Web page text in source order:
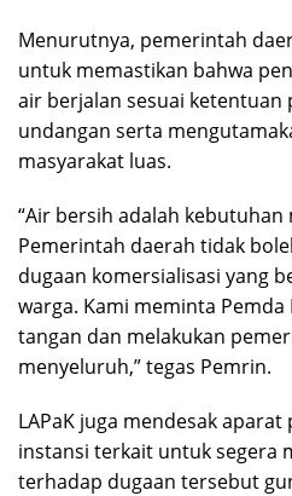
Menurutnya, pemerintah
untuk memastikan bahwa
air berjalan sesuai
undangan serta
masyarakat luas.
“Air bersih adalah
Pemerintah daerah tidak
dugaan komersialisasi yang
warga. Kami meminta
tangan dan melakukan
menyeluruh,” tegas Pemrin.
LAPaK juga mendesak
instansi terkait untuk segera
terhadap dugaan tersebut